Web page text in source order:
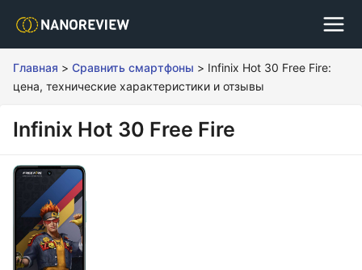
Главная > Сравнить смартфоны > Infinix Hot 30 Free Fire:
цена, технические характеристики и отзывы
Infinix Hot 30 Free Fire